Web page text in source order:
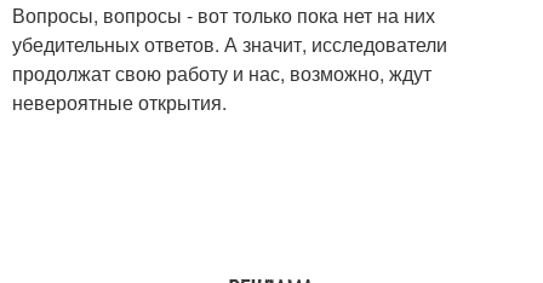
Вопросы, вопросы - вот только пока нет на них
убедительных ответов. А значит, исследователи
продолжат свою работу и нас, возможно, ждут
невероятные открытия.